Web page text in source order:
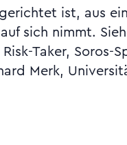
ist, aus
sich nimmt.
Taker, Soros-
Merk,